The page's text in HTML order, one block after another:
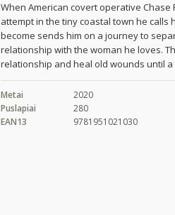
When American covert operative
attempt in the tiny coastal town he
become sends him on a journey to
relationship with the woman he loves.
relationship and heal old wounds until
Metai
2020
Puslapiai
280
EAN13
9781951021030